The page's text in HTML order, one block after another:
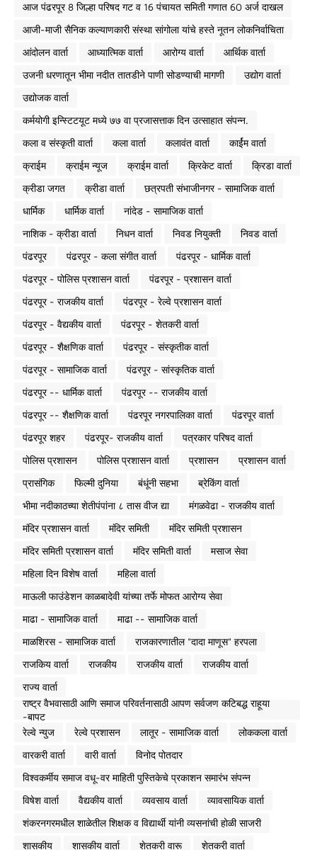
आज पंढरपूर 8 जिल्हा परिषद गट व 16 पंचायत समिती गणात 60 अर्ज दाखल
आजी-माजी सैनिक कल्याणकारी संस्था सांगोला यांचे हस्ते नूतन लोकनिर्वाचिता
आंदोलन वार्ता
आध्यात्मिक वार्ता आरोग्य वार्ता
आर्थिक वार्ता
उजनी धरणातून भीमा नदीत तातडीने पाणी सोडण्याची मागणी
उद्योग वार्ता
उद्योजक वार्ता
कर्मयोगी इन्स्टिटयूट मध्ये ७७ वा प्रजासत्ताक दिन उत्साहात संपन्न.
कला व संस्कृती वार्ता
कला वार्ता कलावंत वार्ता
कार्ईम वार्ता
क्राईम
क्राईम न्यूज क्राईम वार्ता क्रिकेट वार्ता
क्रिडा वार्ता
क्रीडा जगत
क्रीडा वार्ता
छत्रपती संभाजीनगर - सामाजिक वार्ता
धार्मिक
धार्मिक वार्ता
नांदेड - सामाजिक वार्ता
नाशिक - क्रीडा वार्ता
निधन वार्ता निवड नियुक्ती
निवड वार्ता
पंढरपूर
पंढरपूर - कला संगीत वार्ता
पंढरपूर - धार्मिक वार्ता
पंढरपूर - पोलिस प्रशासन वार्ता
पंढरपूर - प्रशासन वार्ता
पंढरपूर - राजकीय वार्ता
पंढरपूर - रेल्वे प्रशासन वार्ता
पंढरपूर - वैद्यकीय वार्ता
पंढरपूर - शेतकरी वार्ता
पंढरपूर - शैक्षणिक वार्ता
पंढरपूर - संस्कृतीक वार्ता
पंढरपूर - सामाजिक वार्ता
पंढरपूर - सांस्कृतिक वार्ता
पंढरपूर -- धार्मिक वार्ता
पंढरपूर -- राजकीय वार्ता
पंढरपूर -- शैक्षणिक वार्ता
पंढरपूर नगरपालिका वार्ता
पंढरपूर वार्ता
पंढरपूर शहर
पंढरपूर- राजकीय वार्ता
पत्रकार परिषद वार्ता
पोलिस प्रशासन
पोलिस प्रशासन वार्ता प्रशासन
प्रशासन वार्ता
प्रासंगिक
फिल्मी दुनिया बंधूंनी सहभा
ब्रेकिंग वार्ता
भीमा नदीकाठच्या शेतीपंपांना ८ तास वीज द्या
मंगळवेढा - राजकीय वार्ता
मंदिर प्रशासन वार्ता
मंदिर समिती
मंदिर समिती प्रशासन
मंदिर समिती प्रशासन वार्ता
मंदिर समिती वार्ता
मसाज सेवा
महिला दिन विशेष वार्ता
महिला वार्ता
माऊली फाउंडेशन काळबादेवी यांच्या तर्फे मोफत आरोग्य सेवा
माढा - सामाजिक वार्ता
माढा -- सामाजिक वार्ता
माळशिरस - सामाजिक वार्ता
राजकारणातील "दादा माणूस" हरपला
राजकिय वार्ता
राजकीय राजकीय वार्ता
राजकीय वार्ता
राज्य वार्ता
राष्ट्र वैभवासाठी आणि समाज परिवर्तनासाठी आपण सर्वजण कटिबद्ध राहूया
-बापट
रेल्वे न्युज
रेल्वे प्रशासन लातूर - सामाजिक वार्ता
लोककला वार्ता
वारकरी वार्ता
वारी वार्ता
विनोद पोतदार
विश्वकर्मीय समाज वधू-वर माहिती पुस्तिकेचे प्रकाशन समारंभ संपन्न
विषेश वार्ता
वैद्यकीय वार्ता व्यवसाय वार्ता
व्यावसायिक वार्ता
शंकरनगरमधील शाळेतील शिक्षक व विद्यार्थी यांनी व्यसनांची होळी साजरी
शासकीय
शासकीय वार्ता शेतकरी वारू
शेतकरी वार्ता